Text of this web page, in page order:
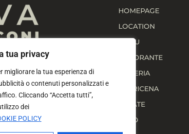
tua privacy
migliorare la tua esperienza di
o contenuti personalizzati e
Cliccando “Accetta tutti”,
dei
POLICY
Eur, una location dove
si incontrano per
e momenti unici
HOMEPAGE
LOCATION
MENU
RISTORANTE
PIZZERIA
APERICENA
SERATE
FOTO